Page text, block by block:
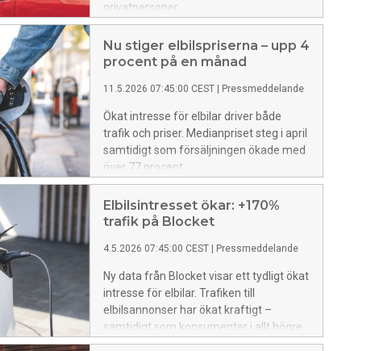
privatpersoner.
Nu stiger elbilspriserna – upp 4
procent på en månad
11.5.2026 07:45:00 CEST Pressmeddelande
Ökat intresse för elbilar driver både
trafik och priser. Medianpriset steg i april
samtidigt som försäljningen ökade med
över 77 procent.
Elbilsintresset ökar: +170%
trafik på Blocket
4.5.2026 07:45:00 CEST Pressmeddelande
Ny data från Blocket visar ett tydligt ökat
intresse för elbilar. Trafiken till
elbilsannonser har ökat kraftigt –
samtidigt som konsumenter i allt högre
grad överväger elektrifierade alternativ.